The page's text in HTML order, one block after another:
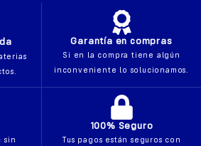
Garantía en compras
Si en la compra tiene algún
inconveniente lo solucionamos.
sin
100% Seguro
Tus pagos están seguros con